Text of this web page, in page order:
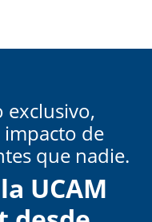
exclusivo,
de
que nadie.
UCAM